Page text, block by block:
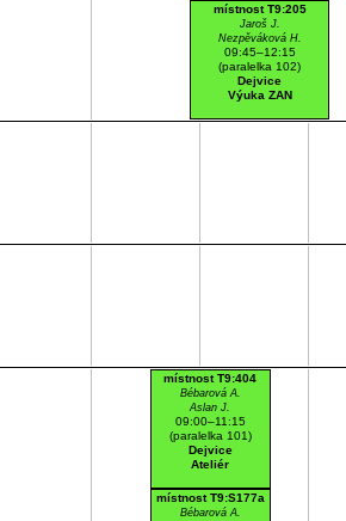
místnost T9:205
Jaroš J.
Nezpěváková H.
09:45–12:15
(paralelka 102)
Dejvice
Výuka ZAN
místnost T9:404
Bébarová A.
Aslan J.
09:00–11:15
(paralelka 101)
Dejvice
Ateliér
místnost T9:S177a
Bébarová A.